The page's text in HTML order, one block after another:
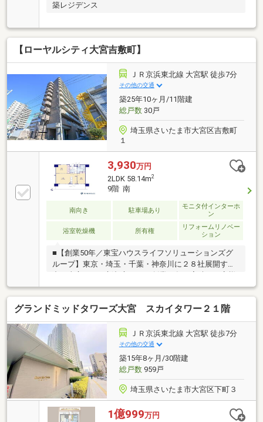
築レジデンス
【ローヤルシティ大宮吉敷町】
ＪＲ京浜東北線 大宮駅 徒歩7分
その他の交通
築25年10ヶ月/11階建
総戸数30戸
埼玉県さいたま市大宮区吉敷町
１
3,930万円
2LDK 58.14m2
9階 南
南向き 駐車場あり
モニタ付インターホ
ン
浴室乾燥機 所有権
リフォームリノベー
ション
■【創業50年／東宝ハウスライフソリューションズグ
ループ】東京・埼玉・千葉・神奈川に２８社展開する
の大切な資産をご売却・お買替え等全てをサポート致
します■【Ｔ’ｓローン】東宝ハウスフィナンシャルは
住信SBIネット銀行の東宝ハウス支店業務を行ってま
す。・万一の病気やケガで働けなくになったとき
は・・の対策方法・上乗せなしで３大疾病(ガン診断時
含む)・全疾病保障が付帯された提携住宅ローンをご提
供します□365日24時間住まいの駆付けサービス（3年
間無料）□CLUB OFFプレミアム (多様な特別優待サー
ビス)□東宝ハウスCLUB
グランドミッドタワーズ大宮 スカイタワー２１階
ＪＲ京浜東北線 大宮駅 徒歩7分
その他の交通
築15年8ヶ月/30階建
総戸数959戸
埼玉県さいたま市大宮区下町３
1億999万円